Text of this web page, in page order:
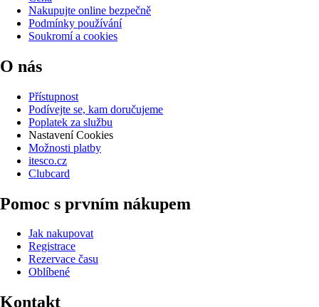
Nakupujte online bezpečně
Podmínky používání
Soukromí a cookies
O nás
Přístupnost
Podívejte se, kam doručujeme
Poplatek za službu
Nastavení Cookies
Možnosti platby
itesco.cz
Clubcard
Pomoc s prvním nákupem
Jak nakupovat
Registrace
Rezervace času
Oblíbené
Kontakt